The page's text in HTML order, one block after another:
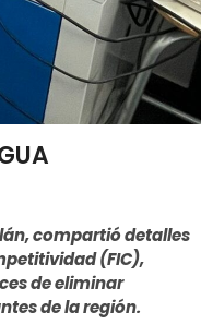
compartió detalles
(FIC),
de eliminar
de la región.